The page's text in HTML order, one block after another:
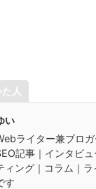
人
い
ライター兼ブロ
記事｜インタビ
ィング｜コラム｜
す